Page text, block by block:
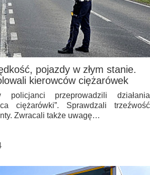
pojazdy w złym stanie.
kierowców ciężarówek
policjanci przeprowadzili działania
ciężarówki”. Sprawdzali trzeźwość
Zwracali także uwagę…